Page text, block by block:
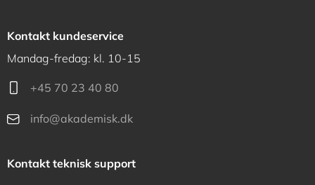
Kontakt kundeservice
Mandag-fredag: kl. 10-15
+45 70 23 40 80
info@akademisk.dk
Kontakt teknisk support